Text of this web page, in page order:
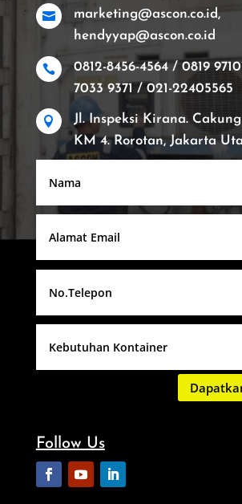

marketing@ascon.co.id,
hendyyap@ascon.co.id

0812-8456-4564 / 0819
7033 9371 / 021-22405565

Jl. Inspeksi Kirana.
KM 4. Rorotan, Jakarta
Follow Us